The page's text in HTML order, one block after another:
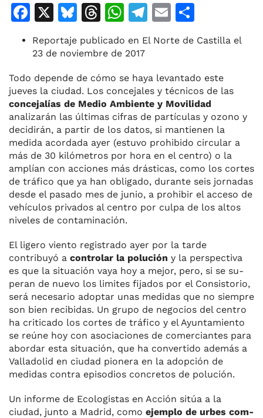
F
a
c
e
b
o
o
k
X
Bl
e
s
k
y
T
h
re
d
s
W
at
s
A
p
p
T
el
e
gr
a
m
E
m
ai
o
m
p
ar
ti
r
Reportaje publicado en El Norte de Castilla el
23 de noviembre de 2017
Todo depende de cómo se haya levantado este
jueves la ciudad. Los concejales y técnicos de las
concejalías de Medio Ambien­te y Movilidad
analizarán las últi­mas cifras de partículas y ozono y
decidirán, a partir de los datos, si mantienen la
medida acordada ayer (estuvo prohibido circular a
más de 30 kilómetros por hora en el centro) o la
amplían con acciones más drás­ticas, como los cortes
de tráfico que ya han obligado, durante seis jorna­das
desde el pasado mes de junio, a prohibir el acceso de
vehículos pri­vados al centro por culpa de los al­tos
niveles de contaminación.
El li­gero viento registrado ayer por la tar­de
contribuyó a controlar la polu­ción y la perspectiva
es que la situa­ción vaya hoy a mejor, pero, si se su­
peran de nuevo los limites fijados por el Consistorio,
será necesario adoptar unas medidas que no siem­pre
son bien recibidas. Un grupo de negocios del centro
ha criticado los cortes de tráfico y el Ayuntamiento
se reúne hoy con asociaciones de co­merciantes para
abordar esta situa­ción, que ha convertido además a
Valladolid en ciudad pionera en la adopción de
medidas contra episo­dios concretos de polución.
Un informe de Ecologistas en Ac­ción sitúa a la
ciudad, junto a Ma­drid, como ejemplo de urbes com­